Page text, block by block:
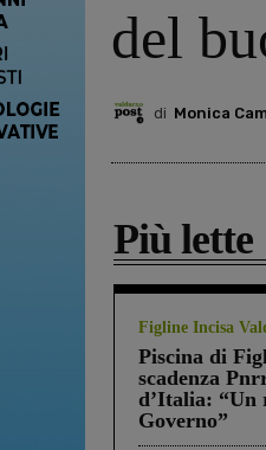
del
di Monica
Più lette
Figline Incisa
Piscina di
scadenza
d’Italia: “Un
Governo”